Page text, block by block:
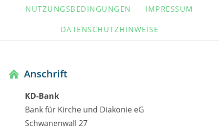
NUTZUNGSBEDINGUNGEN IMPRESSUM
DATENSCHUTZHINWEISE
Anschrift
KD-Bank
Bank für Kirche und Diakonie eG
Schwanenwall 27